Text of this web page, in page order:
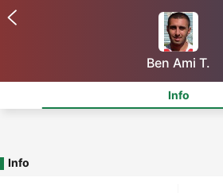
Ben Ami T.
Info
Info